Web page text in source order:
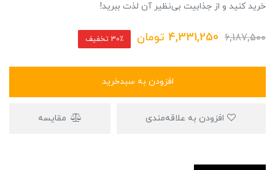
خرید کنید و از جذابیت بی‌نظیر آن لذت ببرید!
6,187,500
4,331,250 تومان 30٪ تخفیف
افزودن به سبدخرید
مقایسه